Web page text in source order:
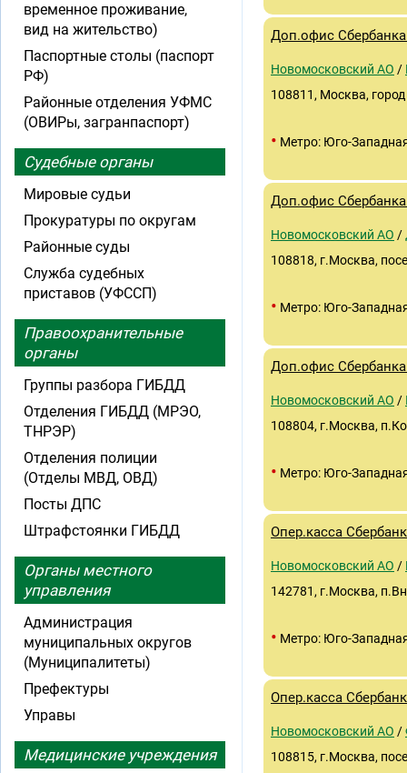
Доп.офис
Новомосковский АО /
108811, Москва,
• Метро: Юго-
Доп.офис
Новомосковский АО /
108818, г.Москва,
• Метро: Юго-
Доп.офис
Новомосковский АО /
108804, г.Москва,
• Метро: Юго-
Опер.касса
Новомосковский АО /
142781, г.Москва,
• Метро: Юго-
Опер.касса
Новомосковский АО /
108815, г.Москва,
временное проживание,
вид на жительство)
Паспортные столы (паспорт
РФ)
Районные отделения УФМС
(ОВИРы, загранпаспорт)
Судебные органы
Мировые судьи
Прокуратуры по округам
Районные суды
Служба судебных
приставов (УФССП)
Правоохранительные
органы
Группы разбора ГИБДД
Отделения ГИБДД (МРЭО,
ТНРЭР)
Отделения полиции
(Отделы МВД, ОВД)
Посты ДПС
Штрафстоянки ГИБДД
Органы местного
управления
Администрация
муниципальных округов
(Муниципалитеты)
Префектуры
Управы
Медицинские учреждения